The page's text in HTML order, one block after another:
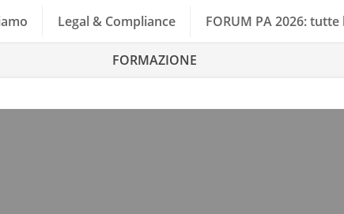
Legal & Compliance FORUM PA 2026:
FORMAZIONE